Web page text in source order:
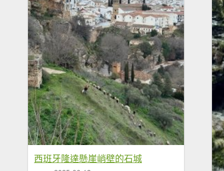
西班牙隆達懸崖峭壁的石城